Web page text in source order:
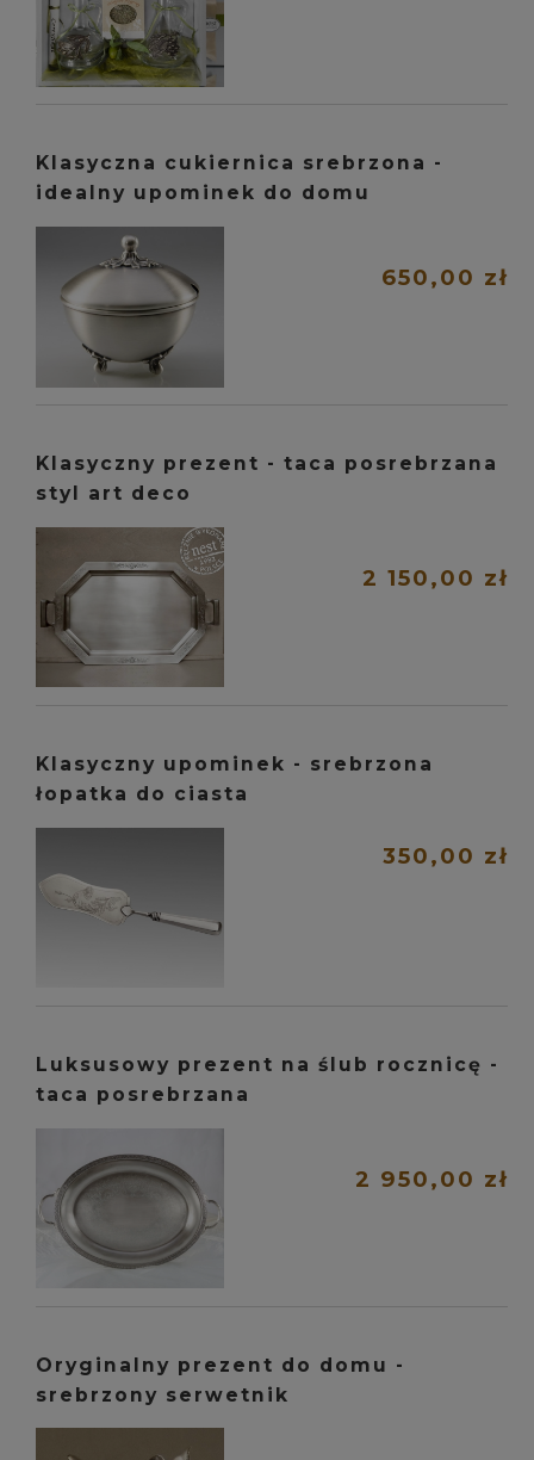
Klasyczna cukiernica srebrzona -
idealny upominek do domu
650,00 zł
Klasyczny prezent - taca posrebrzana
styl art deco
2 150,00 zł
Klasyczny upominek - srebrzona
łopatka do ciasta
350,00 zł
Luksusowy prezent na ślub rocznicę -
taca posrebrzana
2 950,00 zł
Oryginalny prezent do domu -
srebrzony serwetnik